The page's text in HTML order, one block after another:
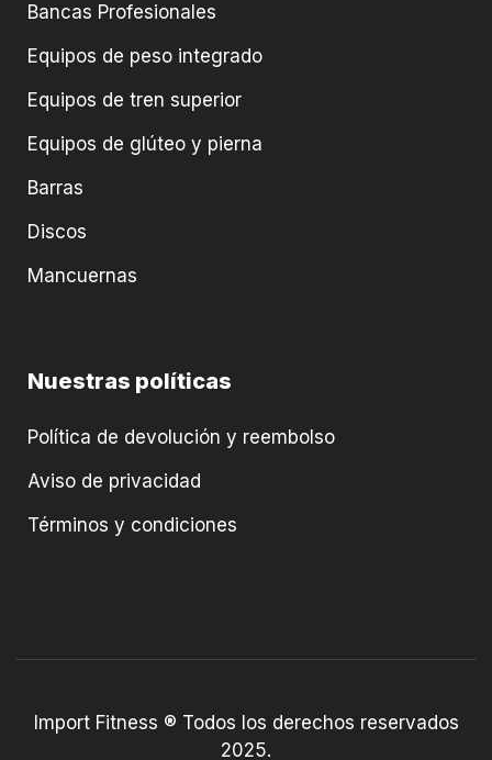
Bancas Profesionales
Equipos de peso integrado
Equipos de tren superior
Equipos de glúteo y pierna
Barras
Discos
Mancuernas
Nuestras políticas
Política de devolución y reembolso
Aviso de privacidad
Términos y condiciones
Import Fitness ® Todos los derechos reservados
2025.